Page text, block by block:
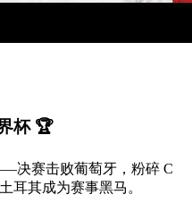
杯 🏆
决赛击败葡萄牙，粉碎 C
耳其成为赛事黑马。